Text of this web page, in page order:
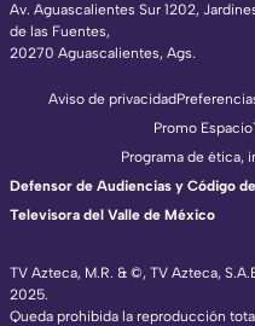
Av. Aguascalientes Sur 1202,
de las Fuentes,
20270 Aguascalientes, Ags.
TV Azteca, M.R. & ©, TV Azteca,
2025.
Queda prohibida la reproducción
Aviso de privacidad
Promo Espacio
Programa de ética,
Defensor de Audiencias y Código
Televisora del Valle de México